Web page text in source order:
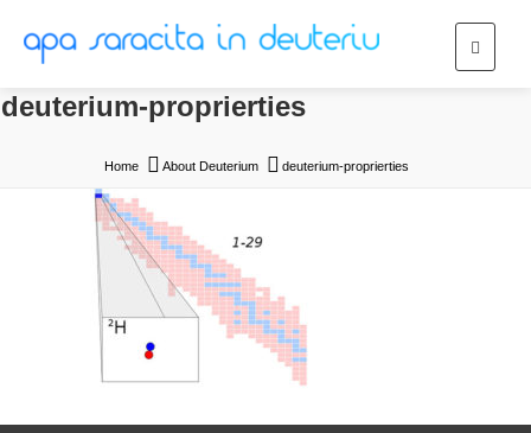
deuterium-proprierties
Home About Deuterium deuterium-proprierties